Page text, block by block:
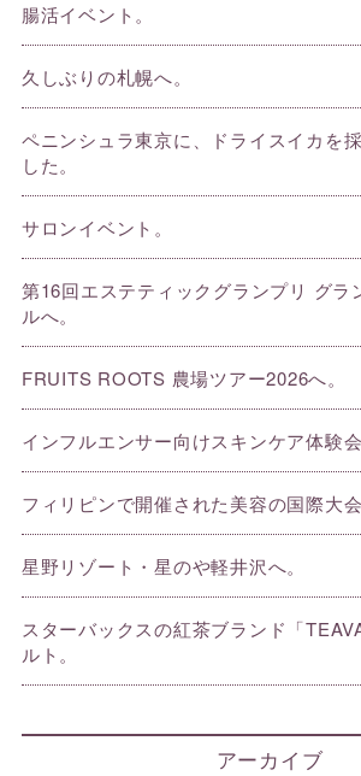
腸活イベント。
久しぶりの札幌へ。
ペニンシュラ東京に、ドライスイカを
した。
サロンイベント。
第16回エステティックグランプリ グラ
ルへ。
FRUITS ROOTS 農場ツアー2026へ。
インフルエンサー向けスキンケア体験会
フィリピンで開催された美容の国際大会
星野リゾート・星のや軽井沢へ。
スターバックスの紅茶ブランド「
ルト。
アーカイブ